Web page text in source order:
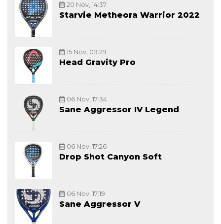
20 Nov, 14:37
Starvie Metheora Warrior 2022
15 Nov, 09:29
Head Gravity Pro
06 Nov, 17:34
Sane Aggressor IV Legend
06 Nov, 17:26
Drop Shot Canyon Soft
06 Nov, 17:19
Sane Aggressor V